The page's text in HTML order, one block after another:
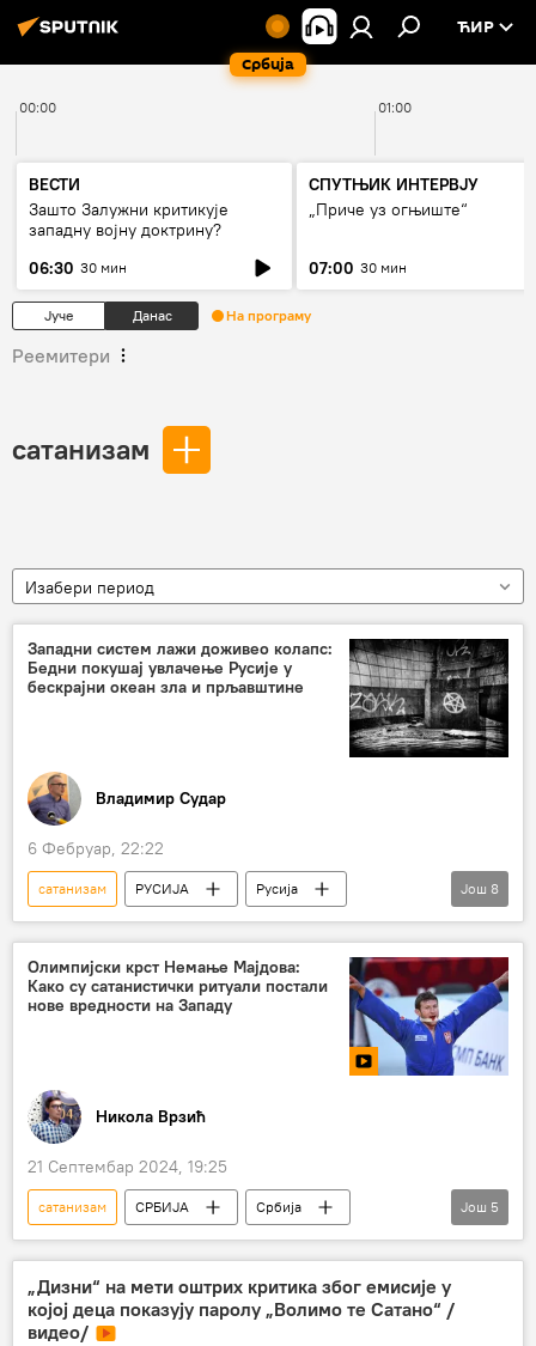
Србија
ЋИР
00:00 01:00
ВЕСТИ
Зашто Залужни критикује
западну војну доктрину?
06:30 30 мин
СПУТЊИК ИНТЕРВЈУ
„Приче уз огњиште“
07:00 30 мин
Јуче Данас На програму
Реемитери
сатанизам
Изабери период
Западни систем лажи доживео колапс:
Бедни покушај увлачење Русије у
бескрајни океан зла и прљавштине
Владимир Судар
6 Фебруар, 22:22
сатанизам РУСИЈА
Русија
Русија – политика
афера
Џефри Епстајн
руске службе безбедности
Запад
манипулација
Доналд Туск
Још 8
Олимпијски крст Немање Мајдова:
Како су сатанистички ритуали постали
нове вредности на Западу
Никола Врзић
21 Септембар 2024, 19:25
сатанизам СРБИЈА
Србија
Србија – политика
Нови Спутњик поредак с Николом Врзићем
Анализе и мишљења
Хришћанство
Још 5
„Дизни“ на мети оштрих критика због емисије у
којој деца показују паролу „Волимо те Сатано“ /
видео/